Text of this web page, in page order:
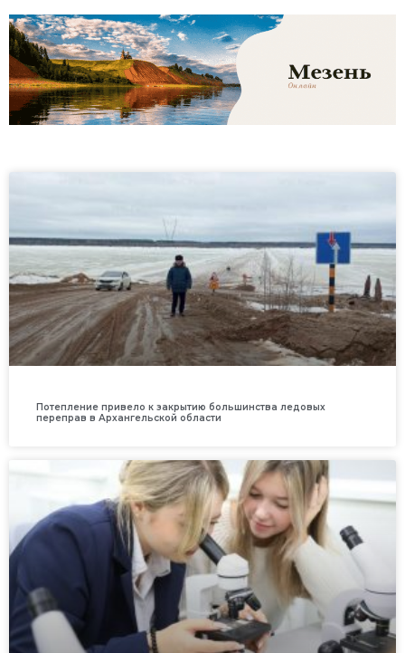
Потепление привело к закрытию большинства ледовых
переправ в Архангельской области